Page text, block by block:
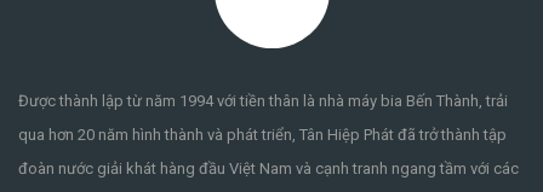
Được thành lập từ năm 1994 với tiền thân là nhà máy bia Bến Thành, trải
qua hơn 20 năm hình thành và phát triển, Tân Hiệp Phát đã trở thành tập
đoàn nước giải khát hàng đầu Việt Nam và cạnh tranh ngang tầm với các